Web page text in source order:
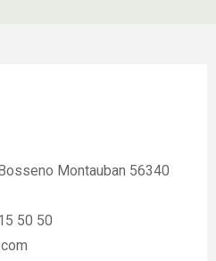
Montauban 56340
50 50